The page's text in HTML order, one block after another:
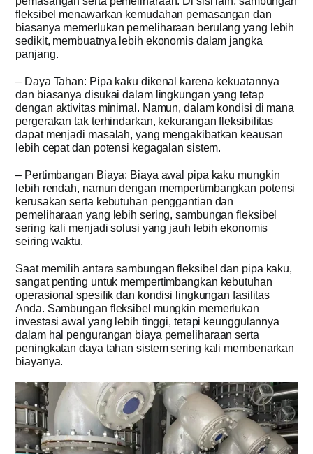
fleksibel menawarkan kemudahan pemasangan dan
biasanya memerlukan pemeliharaan berulang yang lebih
sedikit, membuatnya lebih ekonomis dalam jangka
panjang.
– Daya Tahan: Pipa kaku dikenal karena kekuatannya
dan biasanya disukai dalam lingkungan yang tetap
dengan aktivitas minimal. Namun, dalam kondisi di mana
pergerakan tak terhindarkan, kekurangan fleksibilitas
dapat menjadi masalah, yang mengakibatkan keausan
lebih cepat dan potensi kegagalan sistem.
– Pertimbangan Biaya: Biaya awal pipa kaku mungkin
lebih rendah, namun dengan mempertimbangkan potensi
kerusakan serta kebutuhan penggantian dan
pemeliharaan yang lebih sering, sambungan fleksibel
sering kali menjadi solusi yang jauh lebih ekonomis
seiring waktu.
Saat memilih antara sambungan fleksibel dan pipa kaku,
sangat penting untuk mempertimbangkan kebutuhan
operasional spesifik dan kondisi lingkungan fasilitas
Anda. Sambungan fleksibel mungkin memerlukan
investasi awal yang lebih tinggi, tetapi keunggulannya
dalam hal pengurangan biaya pemeliharaan serta
peningkatan daya tahan sistem sering kali membenarkan
biayanya.